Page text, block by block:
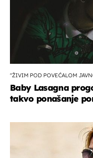
"ŽIVIM POD POVEĆALOM
Baby Lasagna
takvo ponašanje